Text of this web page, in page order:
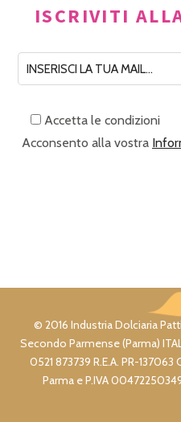
ISCRIVITI
Accetta le condizioni
Acconsento alla vostra
© 2016 Industria Dolciaria
Secondo Parmense (Parma)
0521 873739 R.E.A. PR-
Parma e P.IVA